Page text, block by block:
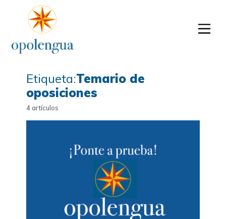
Etiqueta:Temario de
oposiciones
4 artículos